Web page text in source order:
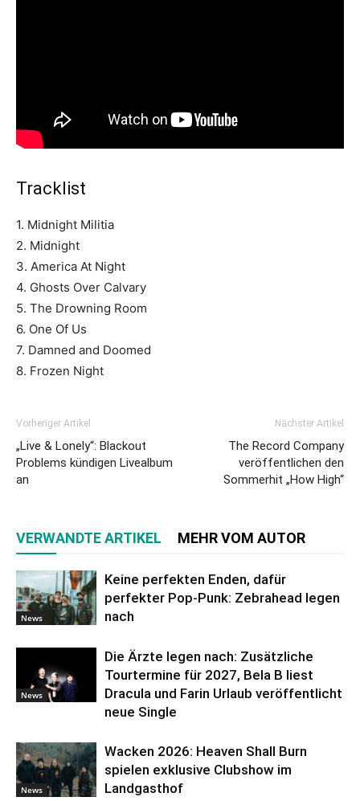
Tracklist
1. Midnight Militia
2. Midnight
3. America At Night
4. Ghosts Over Calvary
5. The Drowning Room
6. One Of Us
7. Damned and Doomed
8. Frozen Night
Vorheriger Artikel
„Live & Lonely“: Blackout
Problems kündigen Livealbum
an
Nächster Artikel
The Record Company
veröffentlichen den
Sommerhit „How High“
VERWANDTE ARTIKEL MEHR VOM AUTOR
News
Keine perfekten Enden, dafür
perfekter Pop-Punk: Zebrahead legen
nach
News
Die Ärzte legen nach: Zusätzliche
Tourtermine für 2027, Bela B liest
Dracula und Farin Urlaub veröffentlicht
neue Single
News
Wacken 2026: Heaven Shall Burn
spielen exklusive Clubshow im
Landgasthof